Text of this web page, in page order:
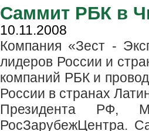
Саммит РБК в
10.11.2008
Компания «Зест -
лидеров России и
компаний РБК и
России в странах
Президента РФ,
РосЗарубежЦентра.